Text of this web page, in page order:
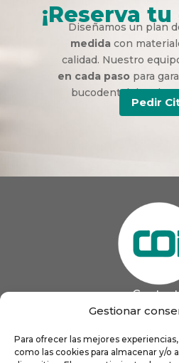
Gestionar
Para ofrecer las mejores
como las cookies para almacenar y/o
¡Reserva
Diseñamos un plan
medida con
calidad. Nuestro
en cada paso para
bucodental
Pedir
